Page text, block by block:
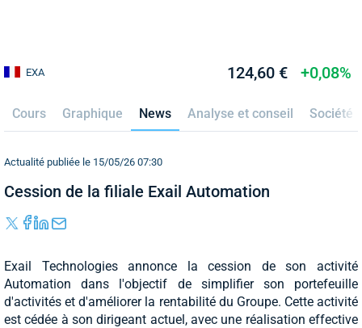
EXA 124,60 € +0,08%
Cours Graphique News Analyse et conseil Société
Actualité publiée le 15/05/26 07:30
Cession de la filiale Exail Automation
Exail Technologies annonce la cession de son activité
Automation dans l'objectif de simplifier son portefeuille
d'activités et d'améliorer la rentabilité du Groupe. Cette activité
est cédée à son dirigeant actuel, avec une réalisation effective